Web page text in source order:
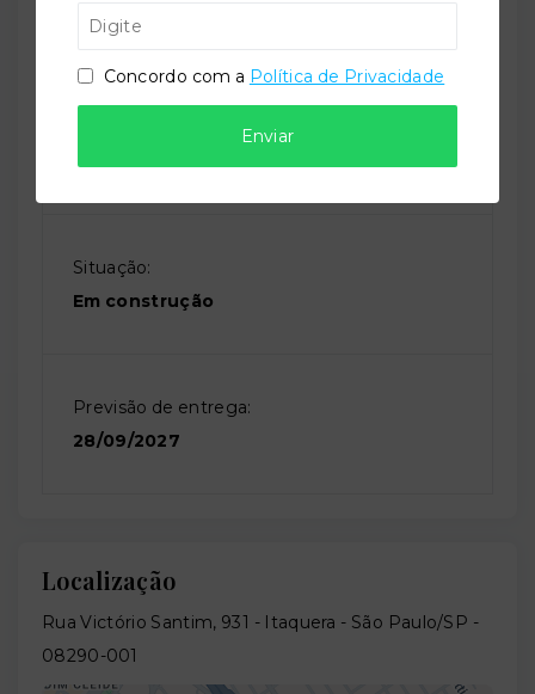
O-58585-91830
Residencial
Situação:
Em construção
Previsão de entrega:
28/09/2027
Localização
Rua Victório Santim, 931 - Itaquera - São Paulo/SP -
08290-001
Concordo com a Política de Privacidade
Enviar